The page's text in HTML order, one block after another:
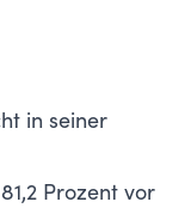
in seiner
Prozent vor